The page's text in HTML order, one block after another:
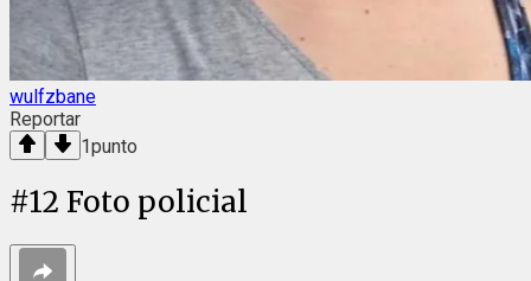
wulfzbane
Reportar
1punto
#12 Foto policial